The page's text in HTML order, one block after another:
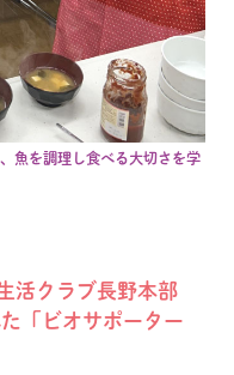
魚を調理し食べる大切さを学
活クラブ長野本部
「ビオサポーター